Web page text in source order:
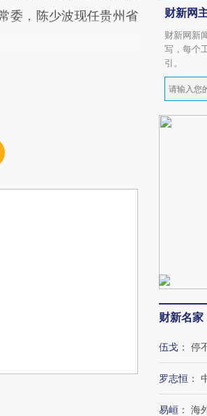
委，陈少波现任贵州省
财新网
财新网新
写，每个
引。
财新名家
伍戈 ： 停
罗志恒 ：
易峘 ： 海